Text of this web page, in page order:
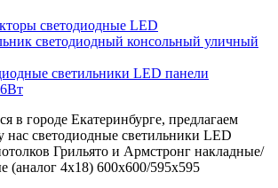
светодиодные LED
светодиодный консольный уличный
светильники LED панели
в городе Екатеринбурге, предлагаем
нас светодиодные светильники LED
Грильято и Армстронг накладные/
(аналог 4х18) 600х600/595x595